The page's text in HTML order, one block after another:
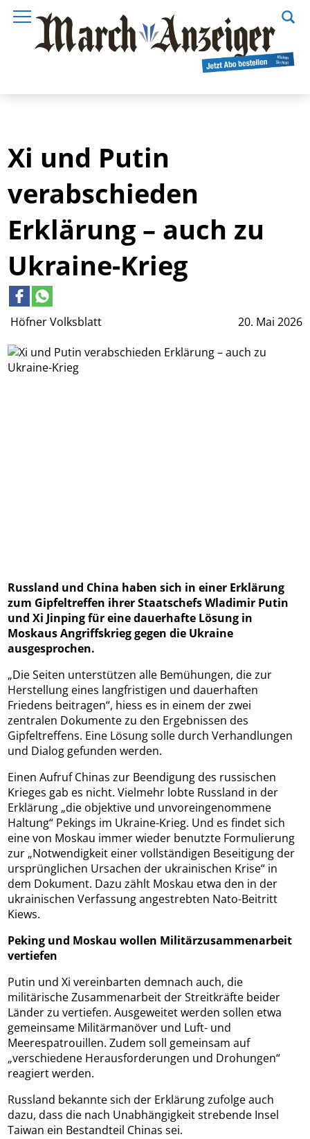
Höfner Volksblatt 20. Mai 2026
Xi und Putin
verabschieden
Erklärung – auch zu
Ukraine-Krieg
Russland und China haben sich in einer Erklärung
zum Gipfeltreffen ihrer Staatschefs Wladimir Putin
und Xi Jinping für eine dauerhafte Lösung in
Moskaus Angriffskrieg gegen die Ukraine
ausgesprochen.
„Die Seiten unterstützen alle Bemühungen, die zur
Herstellung eines langfristigen und dauerhaften
Friedens beitragen“, hiess es in einem der zwei
zentralen Dokumente zu den Ergebnissen des
Gipfeltreffens. Eine Lösung solle durch Verhandlungen
und Dialog gefunden werden.
Einen Aufruf Chinas zur Beendigung des russischen
Krieges gab es nicht. Vielmehr lobte Russland in der
Erklärung „die objektive und unvoreingenommene
Haltung“ Pekings im Ukraine-Krieg. Und es findet sich
eine von Moskau immer wieder benutzte Formulierung
zur „Notwendigkeit einer vollständigen Beseitigung der
ursprünglichen Ursachen der ukrainischen Krise“ in
dem Dokument. Dazu zählt Moskau etwa den in der
ukrainischen Verfassung angestrebten Nato-Beitritt
Kiews.
Peking und Moskau wollen Militärzusammenarbeit
vertiefen
Putin und Xi vereinbarten demnach auch, die
militärische Zusammenarbeit der Streitkräfte beider
Länder zu vertiefen. Ausgeweitet werden sollen etwa
gemeinsame Militärmanöver und Luft- und
Meerespatrouillen. Zudem soll gemeinsam auf
„verschiedene Herausforderungen und Drohungen“
reagiert werden.
Russland bekannte sich der Erklärung zufolge auch
dazu, dass die nach Unabhängigkeit strebende Insel
Taiwan ein Bestandteil Chinas sei.